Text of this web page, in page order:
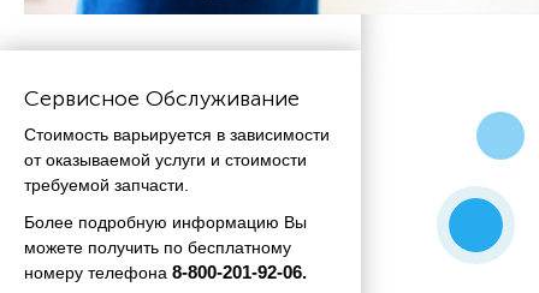
Сервисное Обслуживание
Стоимость варьируется в зависимости
от оказываемой услуги и стоимости
требуемой запчасти.
Более подробную информацию Вы
можете получить по бесплатному
номеру телефона 8-800-201-92-06.